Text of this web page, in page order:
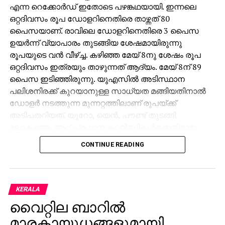
വിഷയം വിവിധ മത വ്യക്തിനിയമങ്ങളുടെ
പരിഷ്‌കരണമാണ്. സ്ത്രീകള്‍ക്ക് തുല്യത ഉറപ്പാക്കുന്ന
വ്യക്തിനിയമ പരിഷ്‌ക്കാരണങ്ങള്‍
അനിവാര്യമാണെന്നും അരുണ്‍ ജയ്റ്റ്‌ലി വ്യക്തമാക്കി.
എന്ന റെക്കോര്‍ഡ് ഇതോടെ പഴങ്കഥയായി. ഇന്നലെ
ഒറ്റദിവസം രൂപ ഡോളറിനെതിരെ താഴ്ന്നത് 80
പൈസയാണ്. രാവിലെ ഡോളറിനെതിരെ 3 പൈസ
ഉയര്‍ന്ന് വ്യാപാരം തുടങ്ങിയ ശേഷമായിരുന്നു
രൂപയുടെ വന്‍ വീഴ്ച്ച. കഴിഞ്ഞ മേയ് 8നു ശേഷം രൂപ
ഒറ്റദിവസം ഇത്രയും താഴുന്നത് ആദ്യം. മേയ് 8ന് 89
പൈസ ഇടിഞ്ഞിരുന്നു. യുഎസില്‍ അടിസ്ഥാന
പലിശനിരക്ക് കുറയാനുള്ള സാധ്യത മങ്ങിയതിനാല്‍
ഡോളര്‍ നടത്തുന്ന മുന്നറ്റത്തിലാണ് രൂപയ്ക്ക്
യു.എസ് ഡോളര്‍ ഇന്‍ഡക്‌സ് ഏതാനും ദിവസങ്ങള്‍ക്ക്
മുമ്പുവരെ 98ല്‍ ആയിരുന്നത് ഇപ്പോള്‍ 100ന്
പലിശനിരക്ക് കുറയ്ക്കാന്‍ സാധ്യത ഇല്ല. ഇന്ത്യന്‍
ഓഹരി വിപണികള്‍ നേരിട്ട തളര്‍ച്ചയും വിദേശ
ധനകാര്യ സ്ഥാപനങ്ങള്‍ (എഫ്‌ഐഐ) വന്‍ തോതില്‍
CONTINUE READING
KERALA
വൈറ്റില ബാറില്‍